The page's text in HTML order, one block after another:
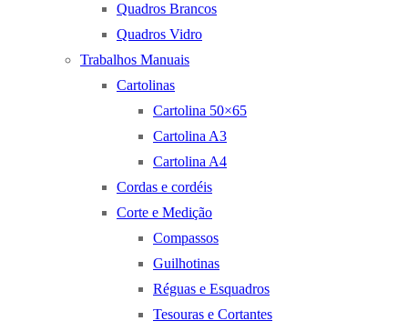
Quadros Brancos
Quadros Vidro
Trabalhos Manuais
Cartolinas
Cartolina 50×65
Cartolina A3
Cartolina A4
Cordas e cordéis
Corte e Medição
Compassos
Guilhotinas
Réguas e Esquadros
Tesouras e Cortantes